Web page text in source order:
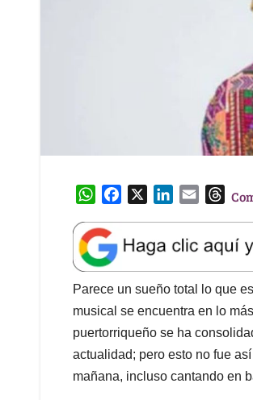
W
a
t
s
A
p
p
e
b
o
o
k
k
e
d
I
n
l
T
e
a
d
s
Parece un sueño total lo que
musical se encuentra en lo
puertorriqueño se ha
actualidad; pero esto no fue
mañana, incluso cantando en